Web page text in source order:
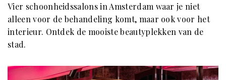
Vier schoonheidssalons in Amsterdam waar je niet
alleen voor de behandeling komt, maar ook voor het
interieur. Ontdek de mooiste beautyplekken van de
stad.